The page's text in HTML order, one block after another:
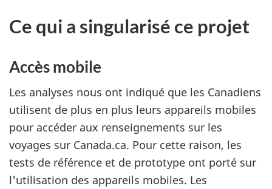
Ce qui a singularisé ce projet
Accès mobile
Les analyses nous ont indiqué que les Canadiens
utilisent de plus en plus leurs appareils mobiles
pour accéder aux renseignements sur les
voyages sur Canada.ca. Pour cette raison, les
tests de référence et de prototype ont porté sur
l'utilisation des appareils mobiles. Les